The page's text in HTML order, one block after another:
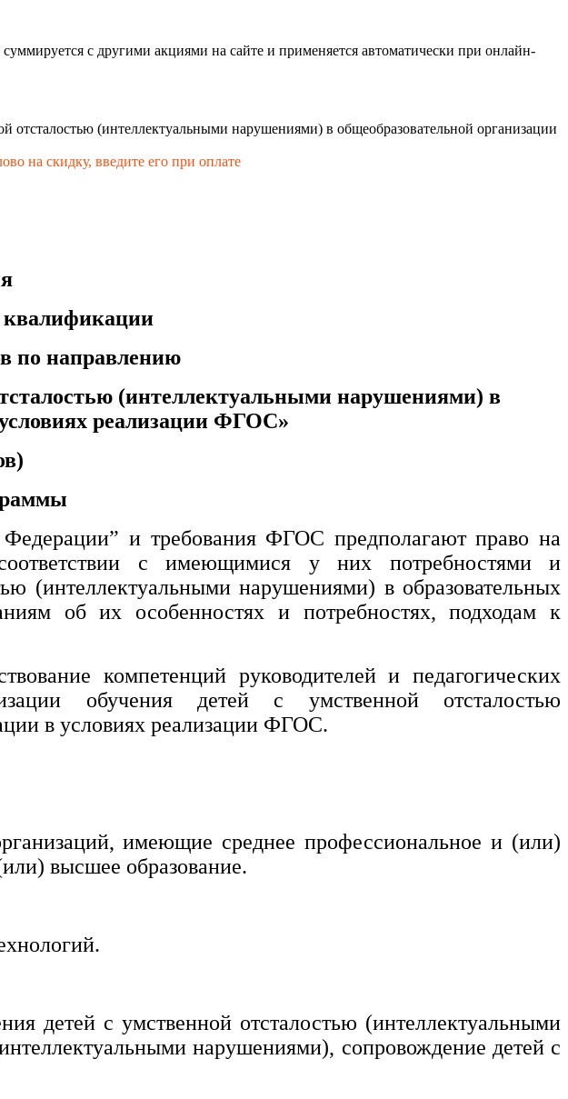
с другими акциями на сайте и применяется автоматически при онлайн-
отсталостью (интеллектуальными нарушениями) в общеобразовательной организации
на скидку, введите его при оплате
по направлению
(интеллектуальными нарушениями) в
реализации ФГОС»
и требования ФГОС предполагают право на
с имеющимися у них потребностями и
(интеллектуальными нарушениями) в образовательных
об их особенностях и потребностях, подходам к
компетенций руководителей и педагогических
обучения детей с умственной отсталостью
в условиях реализации ФГОС.
имеющие среднее профессиональное и (или)
высшее образование.
детей с умственной отсталостью (интеллектуальными
нарушениями), сопровождение детей с